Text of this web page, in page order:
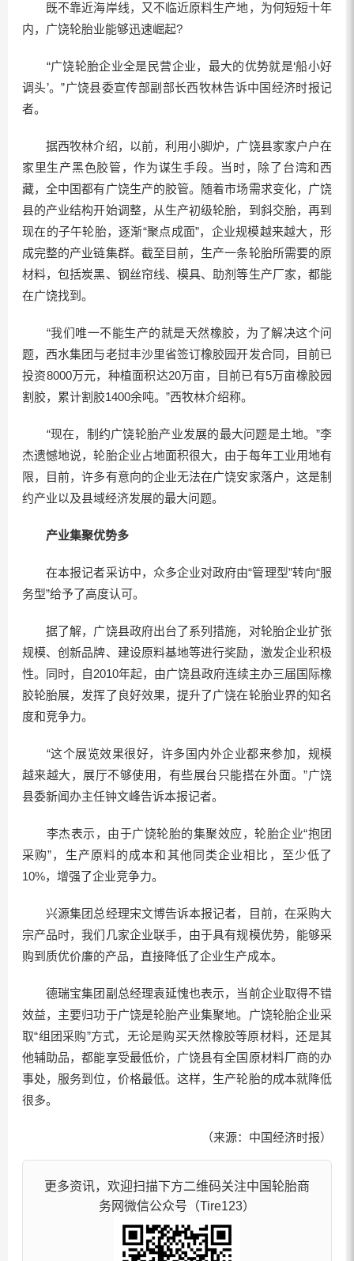
既不靠近海岸线，又不临近原料生产地，为何短短十年
内，广饶轮胎业能够迅速崛起?
“广饶轮胎企业全是民营企业，最大的优势就是‘船小好
调头’。”广饶县委宣传部副部长西牧林告诉中国经济时报记
者。
据西牧林介绍，以前，利用小脚炉，广饶县家家户户在
家里生产黑色胶管，作为谋生手段。当时，除了台湾和西
藏，全中国都有广饶生产的胶管。随着市场需求变化，广饶
县的产业结构开始调整，从生产初级轮胎，到斜交胎，再到
现在的子午轮胎，逐渐“聚点成面”，企业规模越来越大，形
成完整的产业链集群。截至目前，生产一条轮胎所需要的原
材料，包括炭黑、钢丝帘线、模具、助剂等生产厂家，都能
在广饶找到。
“我们唯一不能生产的就是天然橡胶，为了解决这个问
题，西水集团与老挝丰沙里省签订橡胶园开发合同，目前已
投资8000万元，种植面积达20万亩，目前已有5万亩橡胶园
割胶，累计割胶1400余吨。”西牧林介绍称。
“现在，制约广饶轮胎产业发展的最大问题是土地。”李
杰遗憾地说，轮胎企业占地面积很大，由于每年工业用地有
限，目前，许多有意向的企业无法在广饶安家落户，这是制
约产业以及县域经济发展的最大问题。
产业集聚优势多
在本报记者采访中，众多企业对政府由“管理型”转向“服
务型”给予了高度认可。
据了解，广饶县政府出台了系列措施，对轮胎企业扩张
规模、创新品牌、建设原料基地等进行奖励，激发企业积极
性。同时，自2010年起，由广饶县政府连续主办三届国际橡
胶轮胎展，发挥了良好效果，提升了广饶在轮胎业界的知名
度和竞争力。
“这个展览效果很好，许多国内外企业都来参加，规模
越来越大，展厅不够使用，有些展台只能搭在外面。”广饶
县委新闻办主任钟文峰告诉本报记者。
李杰表示，由于广饶轮胎的集聚效应，轮胎企业“抱团
采购”，生产原料的成本和其他同类企业相比，至少低了
10%，增强了企业竞争力。
兴源集团总经理宋文博告诉本报记者，目前，在采购大
宗产品时，我们几家企业联手，由于具有规模优势，能够采
购到质优价廉的产品，直接降低了企业生产成本。
德瑞宝集团副总经理袁延愧也表示，当前企业取得不错
效益，主要归功于广饶是轮胎产业集聚地。广饶轮胎企业采
取“组团采购”方式，无论是购买天然橡胶等原材料，还是其
他辅助品，都能享受最低价，广饶县有全国原材料厂商的办
事处，服务到位，价格最低。这样，生产轮胎的成本就降低
很多。
（来源：中国经济时报）
更多资讯，欢迎扫描下方二维码关注中国轮胎商
务网微信公众号（Tire123）